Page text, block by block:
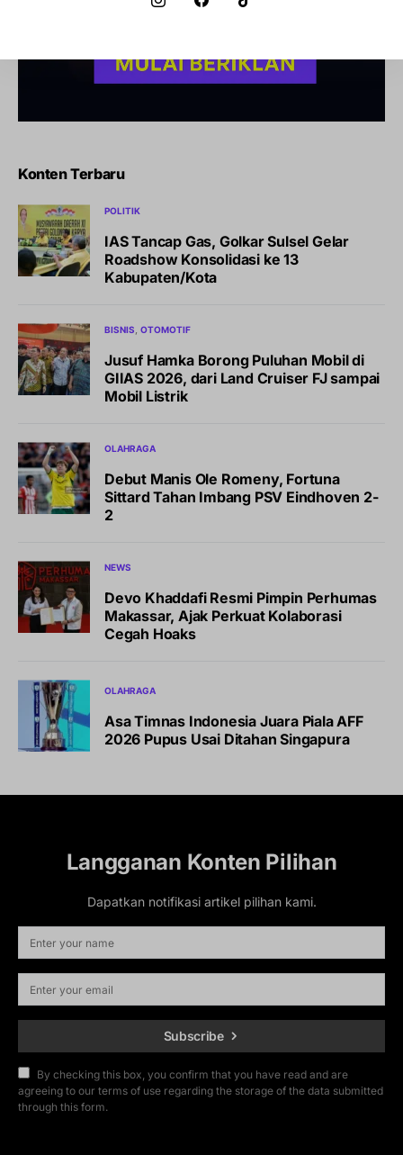
Konten Terbaru
POLITIK
IAS Tancap Gas, Golkar Sulsel Gelar
Roadshow Konsolidasi ke 13
Kabupaten/Kota
BISNIS OTOMOTIF
Jusuf Hamka Borong Puluhan Mobil di
GIIAS 2026, dari Land Cruiser FJ sampai
Mobil Listrik
OLAHRAGA
Debut Manis Ole Romeny, Fortuna
Sittard Tahan Imbang PSV Eindhoven 2-
2
NEWS
Devo Khaddafi Resmi Pimpin Perhumas
Makassar, Ajak Perkuat Kolaborasi
Cegah Hoaks
OLAHRAGA
Asa Timnas Indonesia Juara Piala AFF
2026 Pupus Usai Ditahan Singapura
Langganan Konten Pilihan
Dapatkan notifikasi artikel pilihan kami.
Subscribe
By checking this box, you confirm that you have read and are
agreeing to our terms of use regarding the storage of the data submitted
through this form.